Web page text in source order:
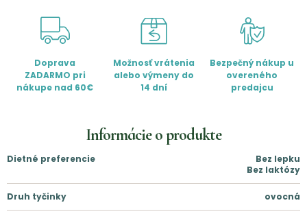
Doprava
ZADARMO pri
nákupe nad 60€
Možnosť vrátenia
alebo výmeny do
14 dní
Bezpečný nákup u
overeného
predajcu
Informácie o produkte
Dietné preferencie
Bez lepku
Bez laktózy
Druh tyčinky ovocná